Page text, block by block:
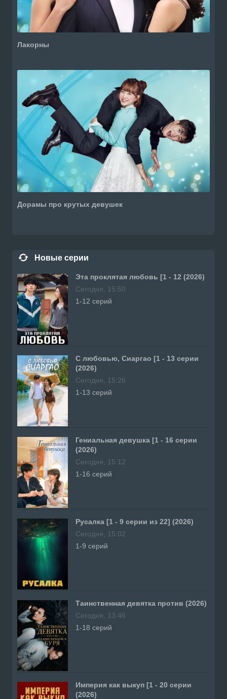
Лакорны
Дорамы про крутых девушек
Новые серии
Эта проклятая любовь [1 - 12 (2026)
Сегодня, 15:50
1-12 серий
С любовью, Сиаргао [1 - 13 серии
(2026)
Сегодня, 15:26
1-13 серий
Гениальная девушка [1 - 16 серии
(2026)
Сегодня, 15:12
1-16 серий
Русалка [1 - 9 серии из 22] (2026)
Сегодня, 15:02
1-9 серий
Таинственная девятка против (2026)
Сегодня, 13:46
1-18 серий
Империя как выкуп [1 - 20 серии
(2026)